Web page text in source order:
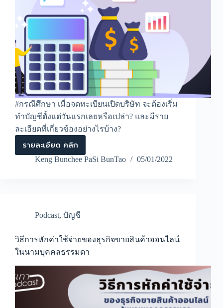
#กรณีศึกษา เมื่อจดทะเบียนเปิดบริษัท จะต้องเริ่ม
ทำบัญชีตั้งแต่วันแรกเลยหรือเปล่า? และมีราย
ละเอียดที่เกี่ยวข้องอย่างไรบ้าง?
รายละเอียด คลิก
เมื่อ
จด
ทะเบียน
บัญชี
ตั้งแต่
แรก
เลย
หรือ
เปล่า?
Keng Bunchee PaSi BunTao 05/01/2022
Podcast, บัญชี
วิธีการหักค่าใช้จ่ายของธุรกิจขายสินค้าออนไลน์
ในนามบุคคลธรรมดา